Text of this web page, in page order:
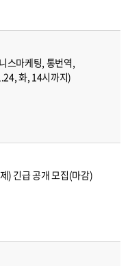
스마케팅, 통번역,
화, 14시까지)
) 긴급 공개 모집(마감)